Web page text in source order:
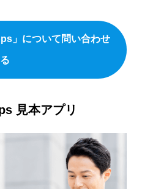
」について問い合わせ
る
見本アプリ